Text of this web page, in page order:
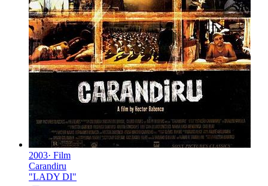
2003· Film
Carandiru
"LADY DI"